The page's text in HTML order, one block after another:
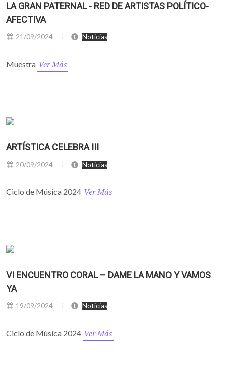
LA GRAN PATERNAL - RED DE ARTISTAS POLÍTICO-
AFECTIVA
21/09/2024 Noticias
Muestra Ver Más
ARTÍSTICA CELEBRA III
20/09/2024 Noticias
Ciclo de Música 2024 Ver Más
VI ENCUENTRO CORAL – DAME LA MANO Y VAMOS
YA
19/09/2024 Noticias
Ciclo de Música 2024 Ver Más